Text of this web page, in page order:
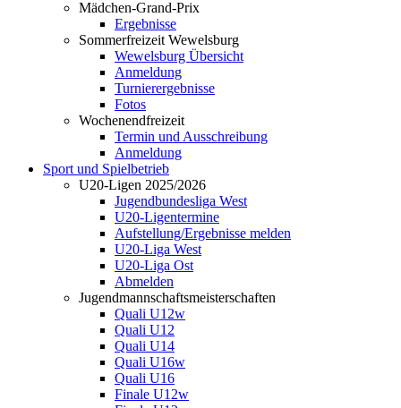
Mädchen-Grand-Prix
Ergebnisse
Sommerfreizeit Wewelsburg
Wewelsburg Übersicht
Anmeldung
Turnierergebnisse
Fotos
Wochenendfreizeit
Termin und Ausschreibung
Anmeldung
Sport und Spielbetrieb
U20-Ligen 2025/2026
Jugendbundesliga West
U20-Ligentermine
Aufstellung/Ergebnisse melden
U20-Liga West
U20-Liga Ost
Abmelden
Jugendmannschaftsmeisterschaften
Quali U12w
Quali U12
Quali U14
Quali U16w
Quali U16
Finale U12w